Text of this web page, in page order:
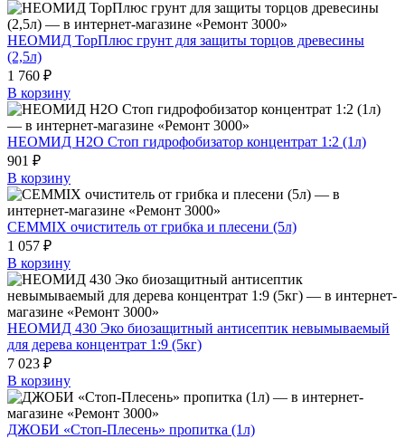
НЕОМИД ТорПлюс грунт для защиты торцов древесины
(2,5л)
1 760 ₽
В корзину
НЕОМИД H2O Стоп гидрофобизатор концентрат 1:2 (1л)
901 ₽
В корзину
CEMMIX очиститель от грибка и плесени (5л)
1 057 ₽
В корзину
НЕОМИД 430 Эко биозащитный антисептик невымываемый
для дерева концентрат 1:9 (5кг)
7 023 ₽
В корзину
ДЖОБИ «Стоп-Плесень» пропитка (1л)